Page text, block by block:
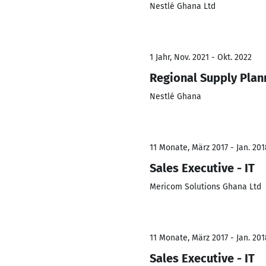
Nestlé Ghana Ltd
1 Jahr, Nov. 2021 - Okt. 2022
Regional Supply
Nestlé Ghana
11 Monate, März 2017 - Jan.
Sales Executive - IT
Mericom Solutions Ghana Ltd
11 Monate, März 2017 - Jan.
Sales Executive - IT